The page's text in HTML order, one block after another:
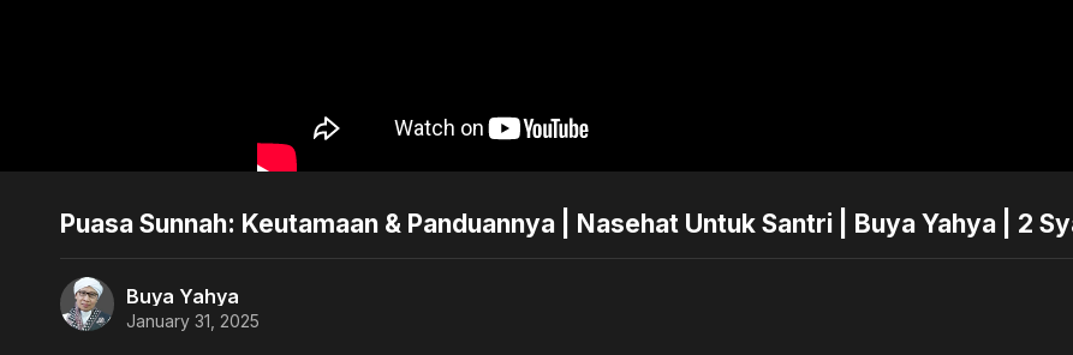
Puasa Sunnah: Keutamaan & Panduannya | Nasehat Untuk Santri | Buya Yahya | 2
Buya Yahya
January 31, 2025